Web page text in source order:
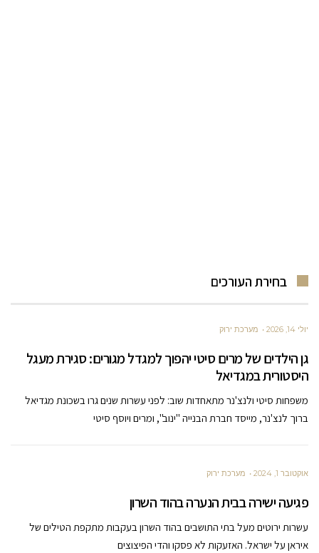
בחירת העורכים
יולי 14, 2026 מערכת ירוק
גן הילדים של מרים סיטי יהפוך למגדל מגורים: סגירת מעגל
היסטורית במגדיאל
משפחות סיטי ולנצ'נר מתאחדות שוב: לפני עשרות שנים גרו בשכונת מגדיאל
ברוך לנצ'נר, מייסד חברת הבנייה "ינוב", ומרים ויוסף סיטי
אוקטובר 1, 2024 מערכת ירוק
פגיעה ישירה בבית הנערה בהוד השרון
עשרות ירוטים מעל בתי התושבים בהוד השרון בעקבות מתקפת הטילים של
איראן על ישראל. האזעקות לא פסקו והדי הפיצוצים